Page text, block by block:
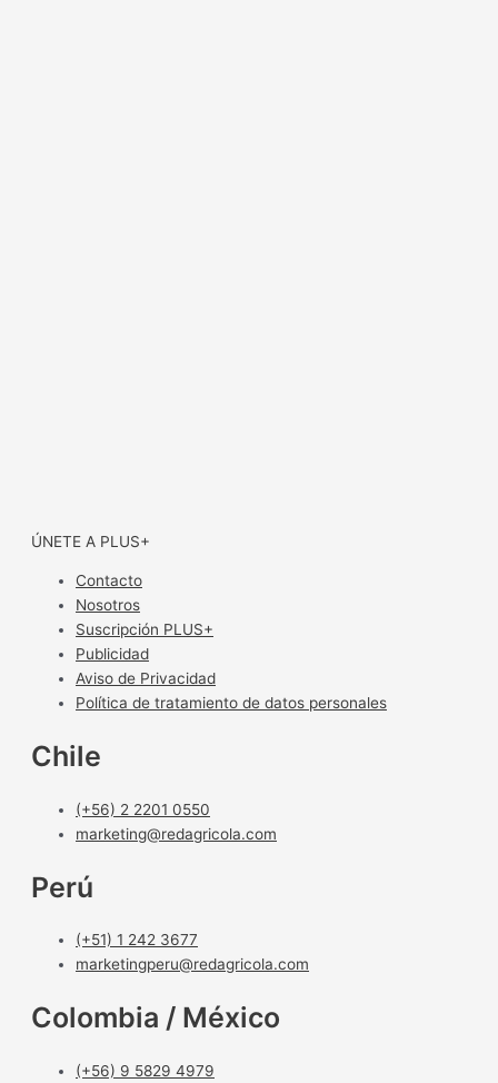
ÚNETE A PLUS+
Contacto
Nosotros
Suscripción PLUS+
Publicidad
Aviso de Privacidad
Política de tratamiento de datos personales
Chile
(+56) 2 2201 0550
marketing@redagricola.com
Perú
(+51) 1 242 3677
marketingperu@redagricola.com
Colombia / México
(+56) 9 5829 4979